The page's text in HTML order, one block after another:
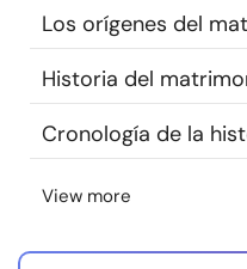
Comunidad
Los orígenes del
Historia del
Cronología de la
View more